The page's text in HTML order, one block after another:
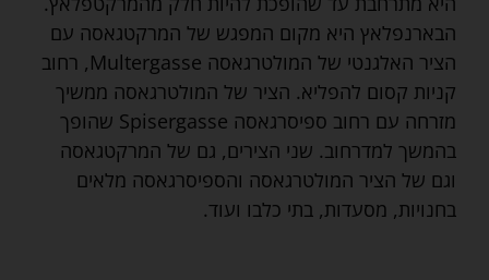
הבארנפלאץ היא מקום המפגש של המרקטגאסה עם
הציר האלגנטי של המולטרגאסה Multergasse, רחוב
קניות קסום להפליא. הציר של המולטרגאסה ממשיך
מזרחה עם רחוב ספיסרגאסה Spisergasse שהופך
בהמשך למדרחוב. שני הצירים, גם של המרקטגאסה
וגם של הציר המולטרגאסה והספיסרגאסה מלאים
בחנויות, מסעדות, בתי כלבו ועוד.